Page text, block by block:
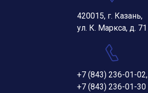
420015, г. Казань,
ул. К. Маркса, д. 71
+7 (843) 236-01-02,
+7 (843) 236-01-30